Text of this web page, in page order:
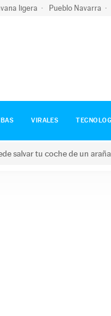
ligera Pueblo Navarra
VIRALES
salvar tu coche de un